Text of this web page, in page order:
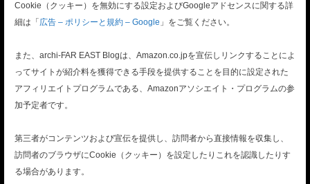
Cookie（クッキー）を無効にする設定およびGoogleアドセンスに関する詳
細は「 広告 – ポリシーと規約 – Google 」をご覧ください。
また、archi-FAR EAST Blogは、Amazon.co.jpを宣伝しリンクすることによ
ってサイトが紹介料を獲得できる手段を提供することを目的に設定された
アフィリエイトプログラムである、Amazonアソシエイト・プログラムの参
加予定者です。
第三者がコンテンツおよび宣伝を提供し、訪問者から直接情報を収集し、
訪問者のブラウザにCookie（クッキー）を設定したりこれを認識したりす
る場合があります。